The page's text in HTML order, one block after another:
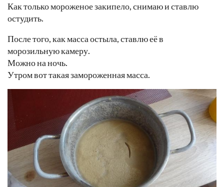
Как только мороженое закипело, снимаю и ставлю
остудить.
После того, как масса остыла, ставлю её в
морозильную камеру.
Можно на ночь.
Утром вот такая замороженная масса.